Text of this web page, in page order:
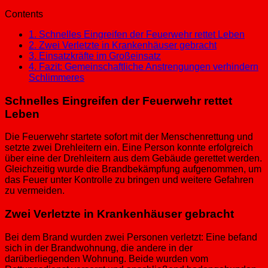
Contents
1. Schnelles Eingreifen der Feuerwehr rettet Leben
2. Zwei Verletzte in Krankenhäuser gebracht
3. Einsatzkräfte im Großeinsatz
4. Fazit: Gemeinschaftliche Anstrengungen verhindern
Schlimmeres
Schnelles Eingreifen der Feuerwehr rettet
Leben
Die Feuerwehr startete sofort mit der Menschenrettung und
setzte zwei Drehleitern ein. Eine Person konnte erfolgreich
über eine der Drehleitern aus dem Gebäude gerettet werden.
Gleichzeitig wurde die Brandbekämpfung aufgenommen, um
das Feuer unter Kontrolle zu bringen und weitere Gefahren
zu vermeiden.
Zwei Verletzte in Krankenhäuser gebracht
Bei dem Brand wurden zwei Personen verletzt: Eine befand
sich in der Brandwohnung, die andere in der
darüberliegenden Wohnung. Beide wurden vom